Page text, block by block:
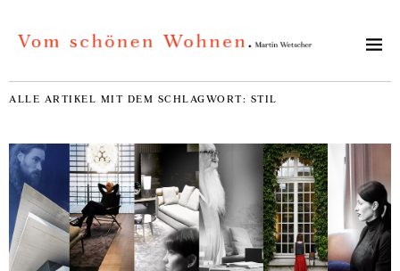
ALLE ARTIKEL MIT DEM SCHLAGWORT: STIL